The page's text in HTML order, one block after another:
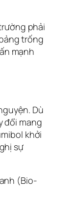
phải
trống
mạnh
Dù
đổi mang
khởi
sự
(Bio-